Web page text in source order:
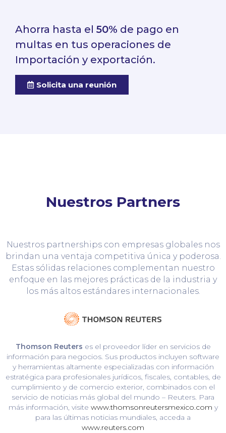
Ahorra hasta el 50% de pago en
multas en tus operaciones de
Importación y exportación.
Solicita una reunión
Nuestros Partners
Nuestros partnerships con empresas globales nos
brindan una ventaja competitiva única y poderosa.
Estas sólidas relaciones complementan nuestro
enfoque en las mejores prácticas de la industria y
los más altos estándares internacionales.
Thomson Reuters es el proveedor líder en servicios de
información para negocios. Sus productos incluyen software
y herramientas altamente especializadas con información
estratégica para profesionales jurídicos, fiscales, contables, de
cumplimiento y de comercio exterior, combinados con el
servicio de noticias más global del mundo – Reuters. Para
más información, visite www.thomsonreutersmexico.com y
para las últimas noticias mundiales, acceda a
www.reuters.com